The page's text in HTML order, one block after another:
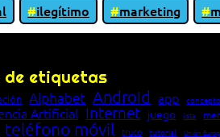
ilegítimo marketing
de etiquetas
Alphabet Android app
Artificial Internet juego lista
teléfono móvil truco tutorial Unión